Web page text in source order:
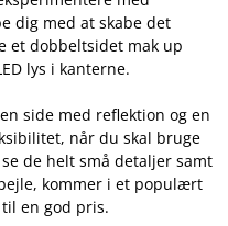
dig med at skabe det
et dobbeltsidet mak up
lys i kanterne.
side med reflektion og en
når du skal bruge
de helt små detaljer samt
kommer i et populært
en god pris.